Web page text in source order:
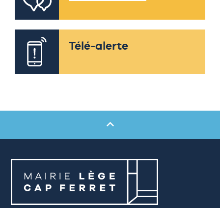
Télé-alerte